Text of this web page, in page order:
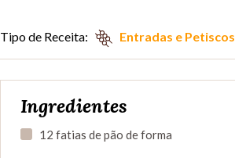
Tipo de Receita: Entradas e Petiscos
Ingredientes
12 fatias de pão de forma